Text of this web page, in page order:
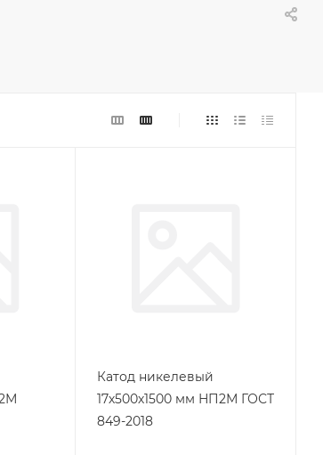
Катод никелевый
17х500х1500 мм НП2М ГОСТ
849-2018